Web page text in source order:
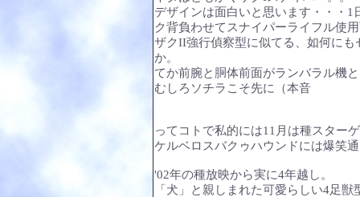
デザインは面白いと思います・・・
ク背負わせてスナイパーライフル使
ザクII強行偵察型に似てる、如何に
か。
てか前腕と胴体前面がランバラル機
むしろソチラこそ先に（本音
ってコトで私的には11月は種スター
ケルベロスバクゥハウンドには爆笑
'02年の種放映から実に4年越し。
「犬」と親しまれた可愛らしい4足